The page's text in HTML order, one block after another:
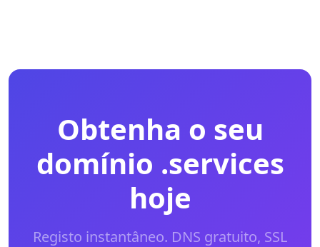
Obtenha o seu
domínio .services
hoje
Registo instantâneo. DNS gratuito, SSL